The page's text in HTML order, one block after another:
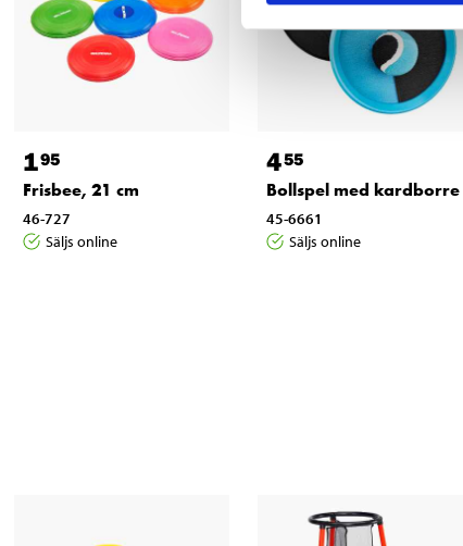
195
Frisbee, 21 cm
46-727
Säljs online
455
Bollspel med kardborre
45-6661
Säljs online